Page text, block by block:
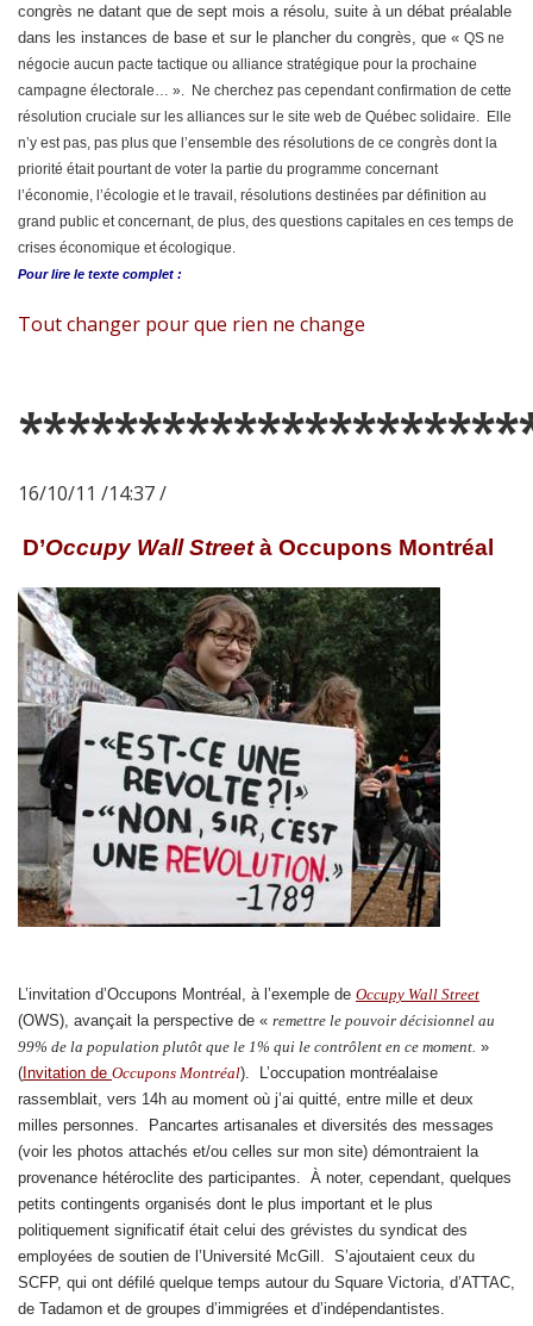
congrès ne datant que de sept mois a résolu, suite à un débat préalable
dans les instances de base et sur le plancher du congrès, que « QS ne
négocie aucun pacte tactique ou alliance stratégique pour la prochaine
campagne électorale… ». Ne cherchez pas cependant confirmation de cette
résolution cruciale sur les alliances sur le site web de Québec solidaire. Elle
n’y est pas, pas plus que l’ensemble des résolutions de ce congrès dont la
priorité était pourtant de voter la partie du programme concernant
l’économie, l’écologie et le travail, résolutions destinées par définition au
grand public et concernant, de plus, des questions capitales en ces temps de
crises économique et écologique.
Pour lire le texte complet :
Tout changer pour que rien ne change
16/10/11 /14:37 /
D’Occupy Wall Streetà Occupons Montréal
L’invitation d’Occupons Montréal, à l’exemple de Occupy Wall Street
(OWS), avançait la perspective de « remettre le pouvoir décisionnel au
99% de la population plutôt que le 1% qui le contrôlent en ce moment. »
( Invitation de Occupons Montréal). L’occupation montréalaise
rassemblait, vers 14h au moment où j’ai quitté, entre mille et deux
milles personnes. Pancartes artisanales et diversités des messages
(voir les photos attachés et/ou celles sur mon site) démontraient la
provenance hétéroclite des participantes. À noter, cependant, quelques
petits contingents organisés dont le plus important et le plus
politiquement significatif était celui des grévistes du syndicat des
employées de soutien de l’Université McGill. S’ajoutaient ceux du
SCFP, qui ont défilé quelque temps autour du Square Victoria, d’ATTAC,
de Tadamon et de groupes d’immigrées et d’indépendantistes.